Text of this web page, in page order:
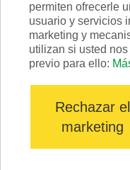
permiten ofrecerle
usuario y servicios
marketing y
utilizan si usted
previo para ello:
Rechazar el
marketing